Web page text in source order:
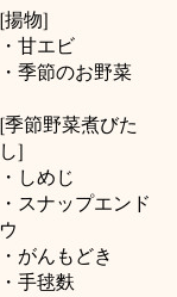
[揚物]
・甘エビ
・季節のお野菜
[季節野菜煮びた
し]
・しめじ
・スナップエンド
ウ
・がんもどき
・手毬麩